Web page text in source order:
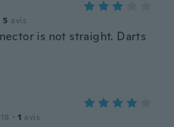
5 avis
is not straight. Darts
· 1 avis